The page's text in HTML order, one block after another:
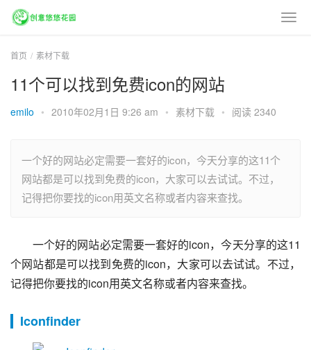
首页 素材下载
11个可以找到免费icon的网站
emilo • 2010年02月1日 9:26 am • 素材下载 • 阅读 2340
一个好的网站必定需要一套好的icon，今天分享的这11个
网站都是可以找到免费的icon，大家可以去试试。不过，
记得把你要找的icon用英文名称或者内容来查找。
一个好的网站必定需要一套好的icon，今天分享的这11
个网站都是可以找到免费的icon，大家可以去试试。不过，
记得把你要找的icon用英文名称或者内容来查找。
Iconfinder